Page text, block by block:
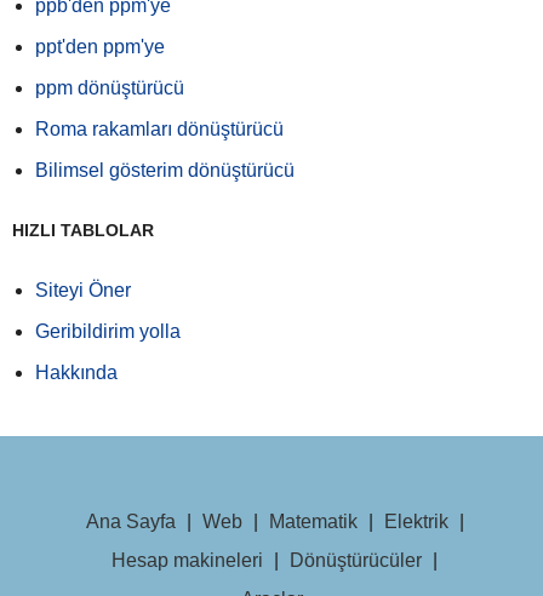
ppb'den ppm'ye
ppt'den ppm'ye
ppm dönüştürücü
Roma rakamları dönüştürücü
Bilimsel gösterim dönüştürücü
HIZLI TABLOLAR
Siteyi Öner
Geribildirim yolla
Hakkında
Ana Sayfa Web Matematik Elektrik
Hesap makineleri
Dönüştürücüler